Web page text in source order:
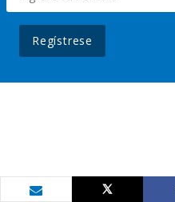
Regístrese